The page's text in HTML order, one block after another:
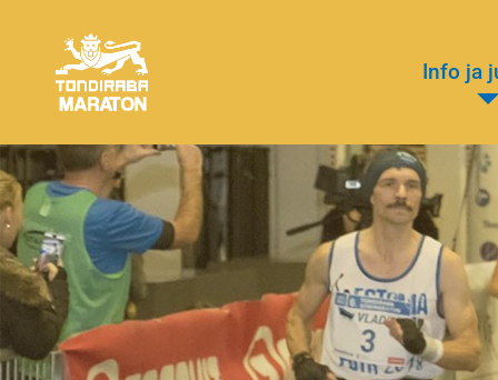
Info ja